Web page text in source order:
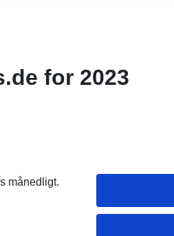
for 2023
månedligt.